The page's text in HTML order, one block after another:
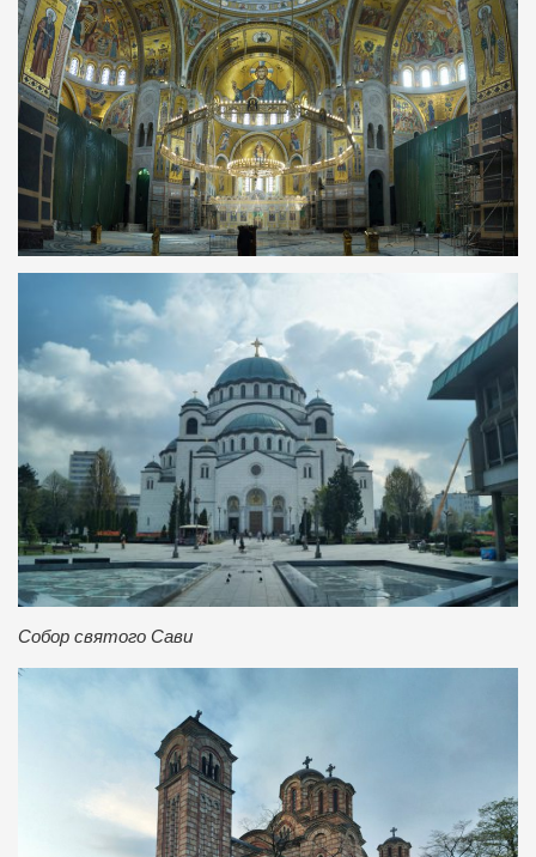
Собор святого Сави